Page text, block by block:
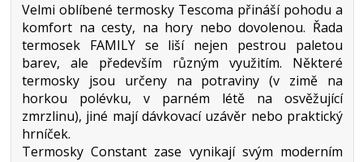
Velmi oblíbené termosky Tescoma přináší pohodu a
komfort na cesty, na hory nebo dovolenou. Řada
termosek FAMILY se liší nejen pestrou paletou
barev, ale především různým využitím. Některé
termosky jsou určeny na potraviny (v zimě na
horkou polévku, v parném létě na osvěžující
zmrzlinu), jiné mají dávkovací uzávěr nebo praktický
hrníček.
Termosky Constant zase vynikají svým moderním